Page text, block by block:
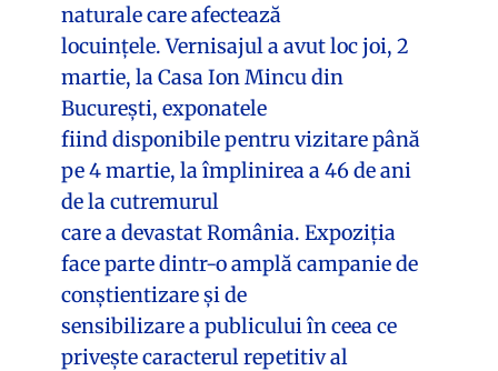
naturale care afectează
locuințele. Vernisajul a avut loc joi, 2
martie, la Casa Ion Mincu din
București, exponatele
fiind disponibile pentru vizitare până
pe 4 martie, la împlinirea a 46 de ani
de la cutremurul
care a devastat România. Expoziția
face parte dintr-o amplă campanie de
conștientizare și de
sensibilizare a publicului în ceea ce
privește caracterul repetitiv al